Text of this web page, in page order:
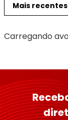
Título
Avalie o
★★★★
Seu nome
Mais recentes
Carregando